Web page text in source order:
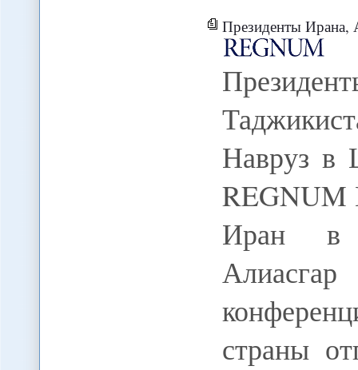
Президенты Ирана,
Навруз в
REGNUM
Иран в
страны